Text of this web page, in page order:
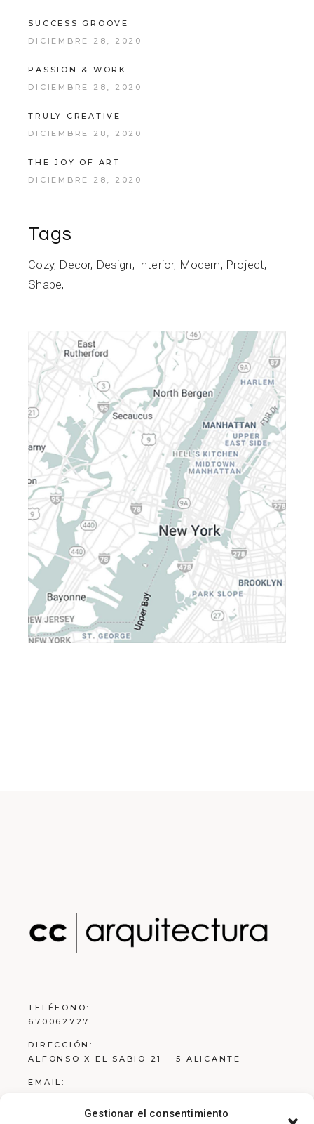
Gestionar el consentimiento
SUCCESS GROOVE
DICIEMBRE 28, 2020
PASSION & WORK
DICIEMBRE 28, 2020
TRULY CREATIVE
DICIEMBRE 28, 2020
THE JOY OF ART
DICIEMBRE 28, 2020
Tags
Cozy Decor Design Interior Modern Project
Shape
TELÉFONO:
670062727
DIRECCIÓN:
ALFONSO X EL SABIO 21 – 5 ALICANTE
EMAIL: